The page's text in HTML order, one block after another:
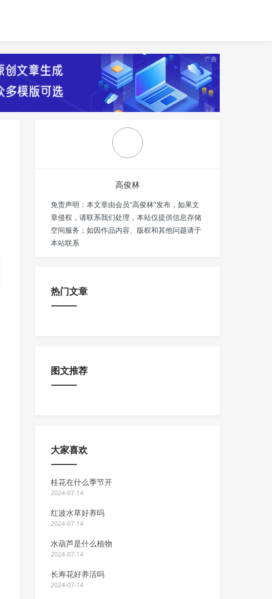
高俊林
免责声明：本文章由会员“高俊林”发布，如果文
章侵权，请联系我们处理，本站仅提供信息存储
空间服务；如因作品内容、版权和其他问题请于
本站联系
热门文章
图文推荐
大家喜欢
桂花在什么季节开
2024-07-14
红波水草好养吗
2024-07-14
水葫芦是什么植物
2024-07-14
长寿花好养活吗
2024-07-14